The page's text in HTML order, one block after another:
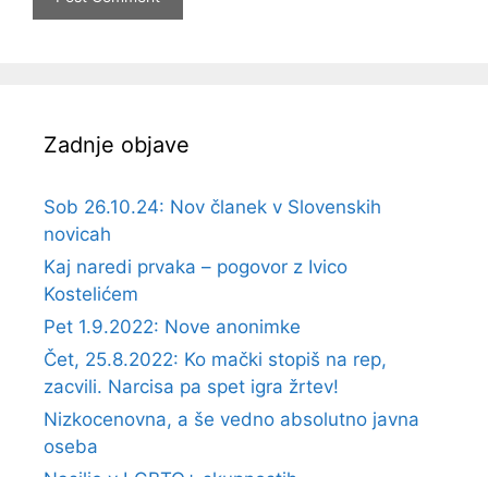
Zadnje objave
Sob 26.10.24: Nov članek v Slovenskih
novicah
Kaj naredi prvaka – pogovor z Ivico
Kostelićem
Pet 1.9.2022: Nove anonimke
Čet, 25.8.2022: Ko mački stopiš na rep,
zacvili. Narcisa pa spet igra žrtev!
Nizkocenovna, a še vedno absolutno javna
oseba